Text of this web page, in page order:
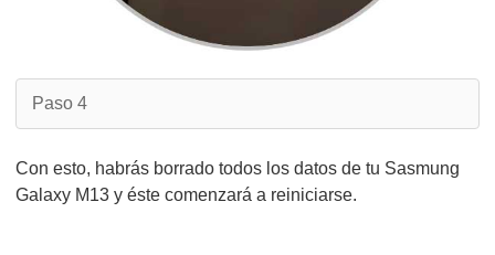
Paso 4
Con esto, habrás borrado todos los datos de tu Sasmung
Galaxy M13 y éste comenzará a reiniciarse.